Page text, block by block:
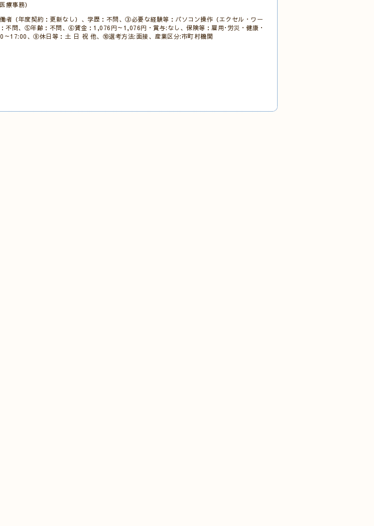
事務）
者（年度契約：更新なし）、学歴：不問、③必要な経験等：パソコン操作（エクセル・ワー
不問、⑤年齢：不問、⑥賃金：1,076円～1,076円・賞与:なし、保険等：雇用･労災・健康・
17:00、⑨休日等：土 日 祝 他、⑩選考方法:面接、産業区分:市町村機関